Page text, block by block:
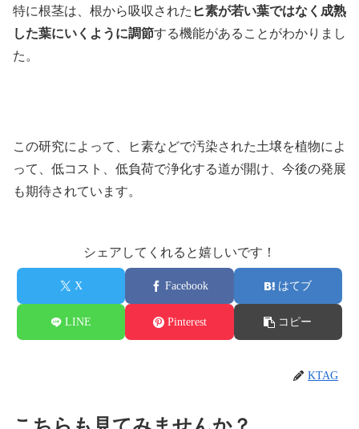
特に根茎は、根から吸収された ヒ素が若い葉ではなく成熟
した葉にいくように調節する機能があることがわかりまし
た。
この研究によって、ヒ素などで汚染された土壌を植物によ
って、低コスト、低負荷で浄化する道が開け、今後の発展
も期待されています。
シェアしてくれると嬉しいです！
X Facebook はてブ
LINE Pinterest コピー
KTAG